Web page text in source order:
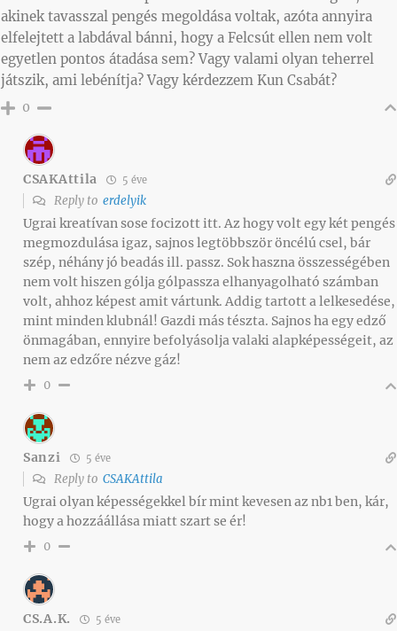
akinek tavasszal pengés megoldása voltak, azóta annyira
elfelejtett a labdával bánni, hogy a Felcsút ellen nem volt
egyetlen pontos átadása sem? Vagy valami olyan teherrel
játszik, ami lebénítja? Vagy kérdezzem Kun Csabát?
0
CSAKAttila 5 éve
Reply to erdelyik
Ugrai kreatívan sose focizott itt. Az hogy volt egy két pengés
megmozdulása igaz, sajnos legtöbbször öncélú csel, bár
szép, néhány jó beadás ill. passz. Sok haszna összességében
nem volt hiszen gólja gólpassza elhanyagolható számban
volt, ahhoz képest amit vártunk. Addig tartott a lelkesedése,
mint minden klubnál! Gazdi más tészta. Sajnos ha egy edző
önmagában, ennyire befolyásolja valaki alapképességeit, az
nem az edzőre nézve gáz!
0
Sanzi 5 éve
Reply to CSAKAttila
Ugrai olyan képességekkel bír mint kevesen az nb1 ben, kár,
hogy a hozzáállása miatt szart se ér!
0
CS.A.K. 5 éve